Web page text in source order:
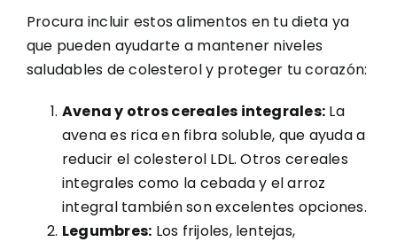
Procura incluir estos alimentos en tu dieta ya
que pueden ayudarte a mantener niveles
saludables de colesterol y proteger tu corazón:
Avena y otros cereales integrales: La
avena es rica en fibra soluble, que ayuda a
reducir el colesterol LDL. Otros cereales
integrales como la cebada y el arroz
integral también son excelentes opciones.
Legumbres: Los frijoles, lentejas,